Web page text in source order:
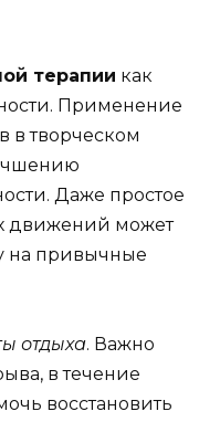
терапии как
Применение
в творческом
Даже простое
движений может
на привычные
отдыха. Важно
в течение
восстановить